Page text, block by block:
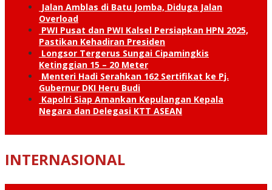
Jalan Amblas di Batu Jomba, Diduga Jalan
Overload
PWI Pusat dan PWI Kalsel Persiapkan HPN 2025,
Pastikan Kehadiran Presiden
Longsor Tergerus Sungai Cipamingkis
Ketinggian 15 – 20 Meter
Menteri Hadi Serahkan 162 Sertifikat ke Pj.
Gubernur DKI Heru Budi
Kapolri Siap Amankan Kepulangan Kepala
Negara dan Delegasi KTT ASEAN
INTERNASIONAL